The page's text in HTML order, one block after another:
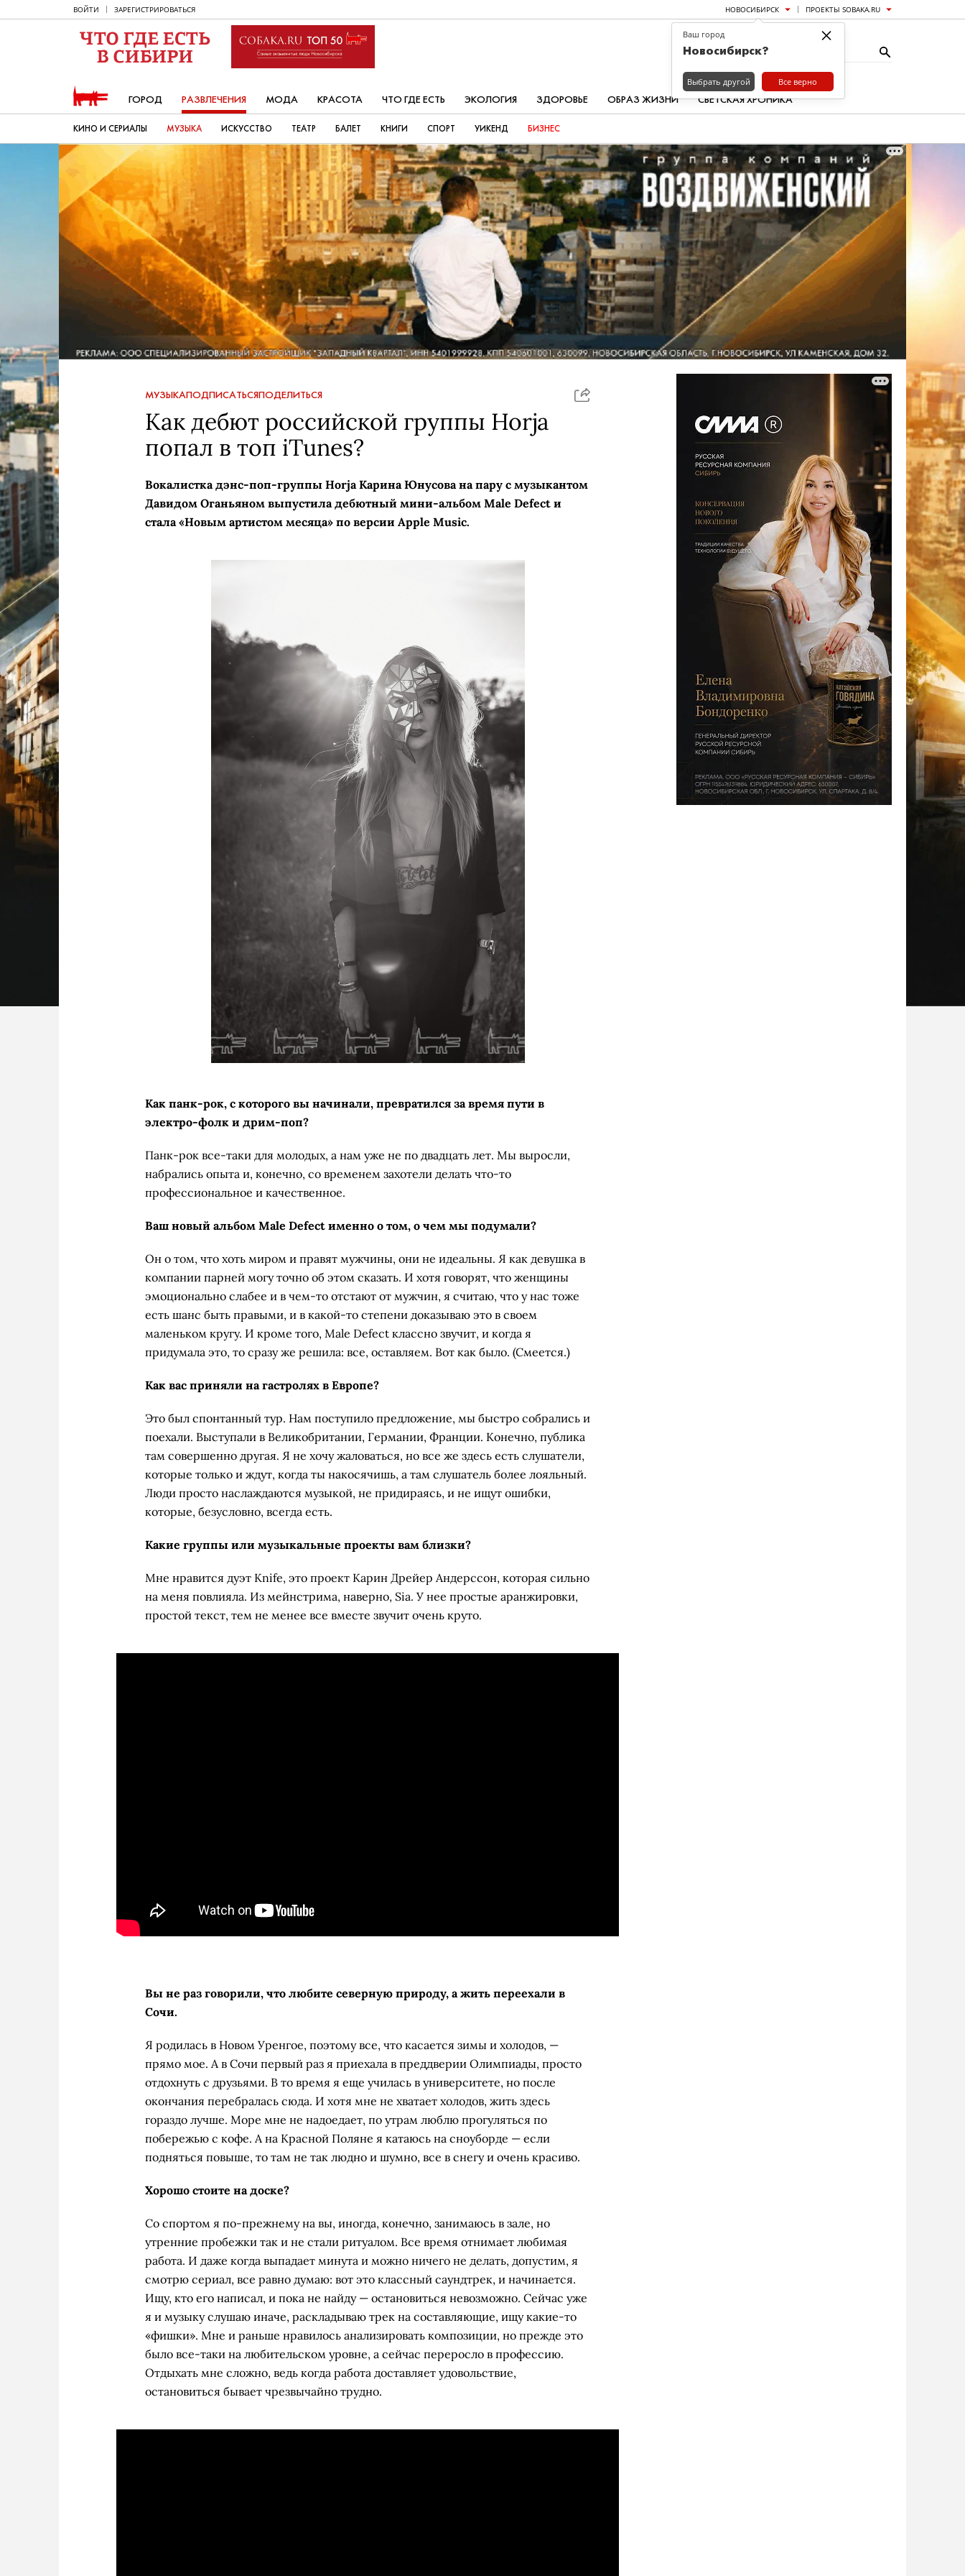
ВОЙТИ ЗАРЕГИСТРИРОВАТЬСЯ НОВОСИБИРСК ПРОЕКТЫ SOBAKA.RU
ГОРОД РАЗВЛЕЧЕНИЯ МОДА КРАСОТА ЧТО ГДЕ ЕСТЬ ЭКОЛОГИЯ ЗДОРОВЬЕ ОБРАЗ ЖИЗНИ СВЕТСКАЯ ХРОНИКА
КИНО И СЕРИАЛЫ МУЗЫКА ИСКУССТВО ТЕАТР БАЛЕТ КНИГИ СПОРТ УИКЕНД БИЗНЕС
МУЗЫКАПОДПИСАТЬСЯПОДЕЛИТЬСЯ
Как дебют российской группы Horja
попал в топ iTunes?
Вокалистка дэнс-поп-группы Horja Карина Юнусова на пару с музыкантом
Давидом Оганьяном выпустила дебютный мини-альбом Male Defect и
стала «Новым артистом месяца» по версии Apple Music.
Как панк-рок, с которого вы начинали, превратился за время пути в
электро-фолк и дрим-поп?
Панк-рок все-таки для молодых, а нам уже не по двадцать лет. Мы выросли,
набрались опыта и, конечно, со временем захотели делать что-то
профессиональное и качественное.
Ваш новый альбом Male Defect именно о том, о чем мы подумали?
Он о том, что хоть миром и правят мужчины, они не идеальны. Я как девушка в
компании парней могу точно об этом сказать. И хотя говорят, что женщины
эмоционально слабее и в чем-то отстают от мужчин, я считаю, что у нас тоже
есть шанс быть правыми, и в какой-то степени доказываю это в своем
маленьком кругу. И кроме того, Male Defect классно звучит, и когда я
придумала это, то сразу же решила: все, оставляем. Вот как было. (Смеется.)
Как вас приняли на гастролях в Европе?
Это был спонтанный тур. Нам поступило предложение, мы быстро собрались и
поехали. Выступали в Великобритании, Германии, Франции. Конечно, публика
там совершенно другая. Я не хочу жаловаться, но все же здесь есть слушатели,
которые только и ждут, когда ты накосячишь, а там слушатель более лояльный.
Люди просто наслаждаются музыкой, не придираясь, и не ищут ошибки,
которые, безусловно, всегда есть.
Какие группы или музыкальные проекты вам близки?
Мне нравится дуэт Knife, это проект Карин Дрейер Андерссон, которая сильно
на меня повлияла. Из мейнстрима, наверно, Sia. У нее простые аранжировки,
простой текст, тем не менее все вместе звучит очень круто.
Вы не раз говорили, что любите северную природу, а жить переехали в
Сочи.
Я родилась в Новом Уренгое, поэтому все, что касается зимы и холодов, —
прямо мое. А в Сочи первый раз я приехала в преддверии Олимпиады, просто
отдохнуть с друзьями. В то время я еще училась в университете, но после
окончания перебралась сюда. И хотя мне не хватает холодов, жить здесь
гораздо лучше. Море мне не надоедает, по утрам люб­лю прогуляться по
побережью с кофе. А на Красной Поляне я катаюсь на сноуборде — если
подняться повыше, то там не так людно и шумно, все в снегу и очень красиво.
Хорошо стоите на доске?
Со спортом я по-прежнему на вы, иногда, конечно, занимаюсь в зале, но
утренние пробежки так и не стали ритуалом. Все время отнимает любимая
работа. И даже когда выпадает минута и можно ничего не делать, допустим, я
смотрю сериал, все равно думаю: вот это классный саундтрек, и начинается.
Ищу, кто его написал, и пока не найду — остановиться невозможно. Сейчас уже
я и музыку слушаю иначе, раскладываю трек на составляющие, ищу какие-то
«фишки». Мне и раньше нравилось анализировать композиции, но прежде это
было все-таки на любительском уровне, а сейчас переросло в профессию.
Отдыхать мне сложно, ведь когда работа доставляет удовольствие,
остановиться бывает чрезвычайно трудно.
×
Ваш город
Новосибирск?
Выбрать другой Все верно